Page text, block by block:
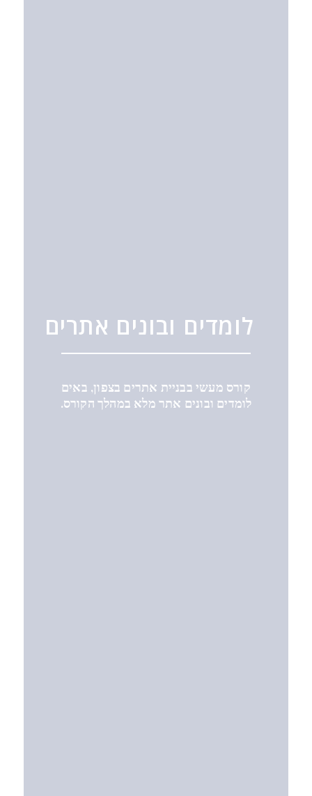
לומדים ובונים אתרים
קורס מעשי בבניית אתרים בצפון, באים
לומדים ובונים אתר מלא במהלך הקורס.